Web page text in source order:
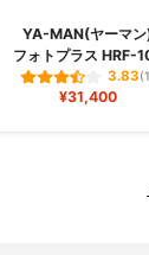
YA-MAN(ヤーマン
フォトプラス HRF-
3.83
¥31,400